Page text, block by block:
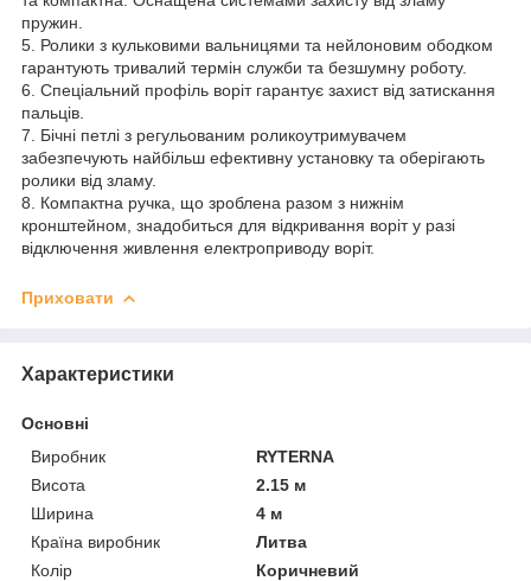
пружин.
5. Ролики з кульковими вальницями та нейлоновим ободком
гарантують тривалий термін служби та безшумну роботу.
6. Спеціальний профіль воріт гарантує захист від затискання
пальців.
7. Бічні петлі з регульованим роликоутримувачем
забезпечують найбільш ефективну установку та оберігають
ролики від зламу.
8. Компактна ручка, що зроблена разом з нижнім
кронштейном, знадобиться для відкривання воріт у разі
відключення живлення електроприводу воріт.
Приховати
Характеристики
Основні
Виробник
RYTERNA
Висота
2.15 м
Ширина
4 м
Країна виробник
Литва
Колір
Коричневий